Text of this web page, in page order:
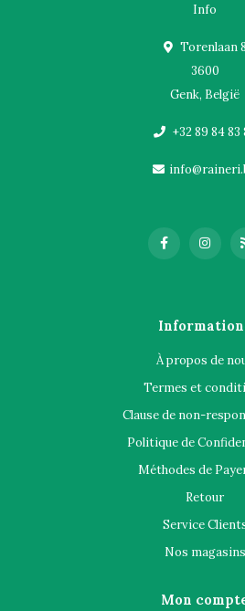
Info
Torenlaan 8
3600
Genk, België
+32 89 84 83
À propos de
Termes et
Clause de non-
Politique de
Méthodes de
Retour
Service
Nos magasins
Mon